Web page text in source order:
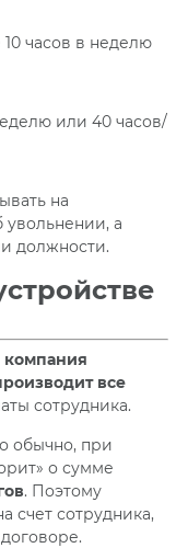
часов в неделю
или 40 часов/
на
а
должности.
компания
все
сотрудника.
обычно, при
о сумме
. Поэтому
счет сотрудника,